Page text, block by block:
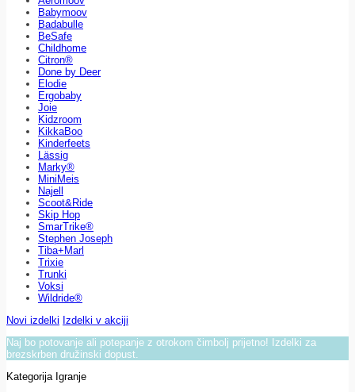
Babymoov
Badabulle
BeSafe
Childhome
Citron®
Done by Deer
Elodie
Ergobaby
Joie
Kidzroom
KikkaBoo
Kinderfeets
Lässig
Marky®
MiniMeis
Najell
Scoot&Ride
Skip Hop
SmarTrike®
Stephen Joseph
Tiba+Marl
Trixie
Trunki
Voksi
Wildride®
Novi izdelki Izdelki v akciji
Naj bo potovanje ali potepanje z otrokom čimbolj prijetno! Izdelki za
brezskrben družinski dopust.
Kategorija Igranje